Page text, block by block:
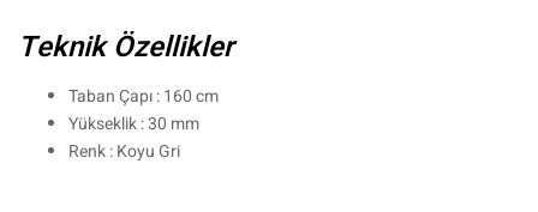
Teknik Özellikler
Taban Çapı : 160 cm
Yükseklik : 30 mm
Renk : Koyu Gri